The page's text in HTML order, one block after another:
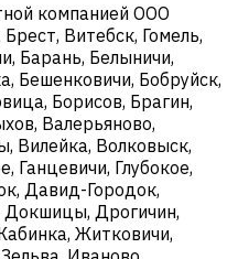
компанией ООО
Витебск, Гомель,
Барань, Белыничи,
Бешенковичи, Бобруйск,
Борисов, Брагин,
Валерьяново,
Вилейка, Волковыск,
Ганцевичи, Глубокое,
Давид-Городок,
Дрогичин,
Житковичи,